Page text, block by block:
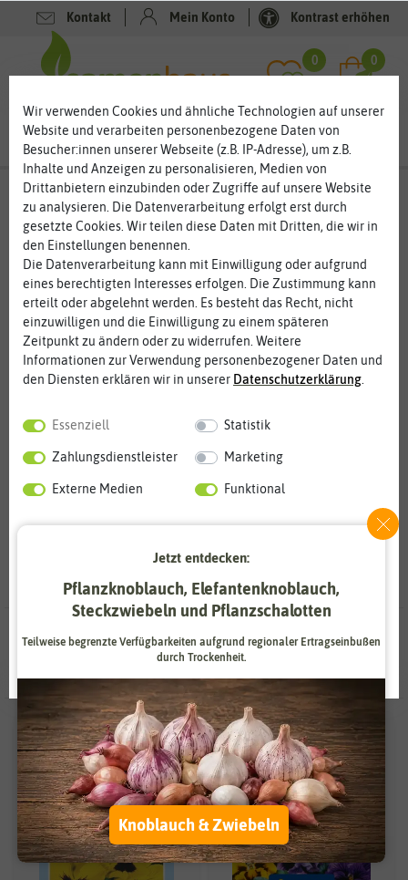
Kontakt Mein Konto Kontrast erhöhen
0 0
Veilchensamen - Duftveilchen und
Hornveilchen für romantischen Gärten
Ob Bauerngarten oder romantische Gärten, Veilchen gehören
einfach dazu. Die wundervollen, zarten Blüten mit dem
verführerischen Duft sind die Klassiker unter den Blumen. Kaum
eine andere Blüte hat so viel Symbolik. Veilchen stehen für
Treue, Hoffnung und Bescheidenheit. Im Garten können Sie
Veilchen leicht kultivieren. Die wunderbaren Blumen benötigen
kaum Pflege und zaubern trotzdem innerhalb kurzer Zeit ein
Blütenmeer im Garten.
Weitere Kategorien
Hornveilchensamen 9 Stiefmütterchensamen
Filter
Wir verwenden Cookies und ähnliche Technologien auf unserer
Website und verarbeiten personenbezogene Daten von
Besucher:innen unserer Webseite (z.B. IP-Adresse), um z.B.
Inhalte und Anzeigen zu personalisieren, Medien von
Drittanbietern einzubinden oder Zugriffe auf unsere Website
zu analysieren. Die Datenverarbeitung erfolgt erst durch
gesetzte Cookies. Wir teilen diese Daten mit Dritten, die wir in
den Einstellungen benennen.
Die Datenverarbeitung kann mit Einwilligung oder aufgrund
eines berechtigten Interesses erfolgen. Die Zustimmung kann
erteilt oder abgelehnt werden. Es besteht das Recht, nicht
einzuwilligen und die Einwilligung zu einem späteren
Zeitpunkt zu ändern oder zu widerrufen. Weitere
Informationen zur Verwendung personenbezogener Daten und
den Diensten erklären wir in unserer Daten­schutz­erklärung.
Essenziell Statistik
Zahlungsdienstleister Marketing
Externe Medien Funktional
Alle ablehnen
Auswahl akzeptieren
Jetzt entdecken:
Pflanzknoblauch, Elefantenknoblauch,
Steckzwiebeln und Pflanzschalotten
Teilweise begrenzte Verfügbarkeiten aufgrund regionaler Ertragseinbußen
durch Trockenheit.
Knoblauch & Zwiebeln